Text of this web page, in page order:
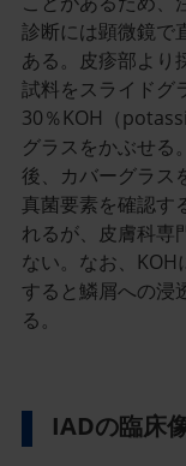
診断には顕微鏡で
ある。皮疹部より
試料をスライドグ
30％KOH（
グラスをかぶせる
後、カバーグラス
真菌要素を確認す
れるが、皮膚科専
ない。なお、
すると鱗屑への浸
る。
IADの臨床